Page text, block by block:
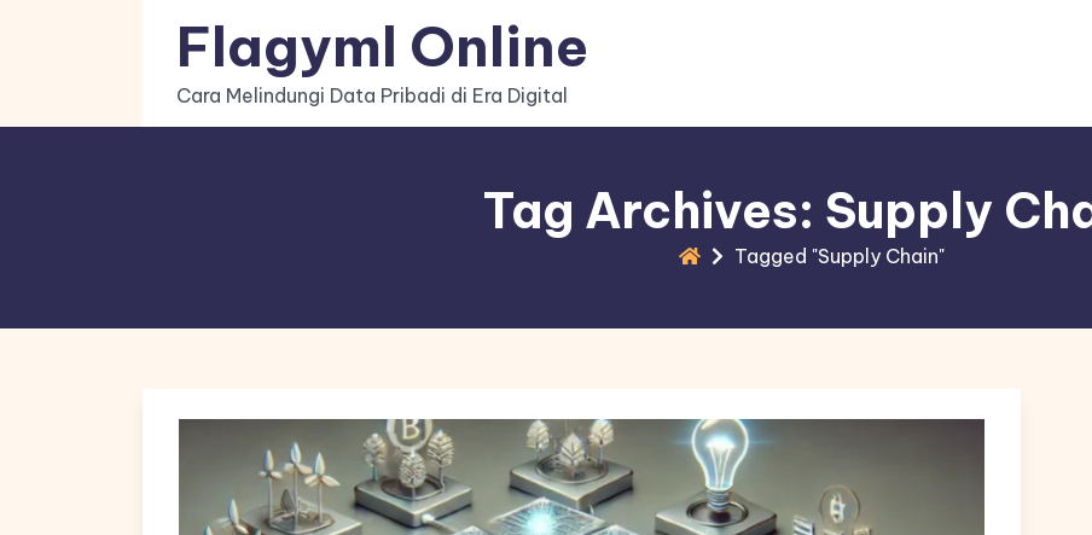
Flagyml Online
Cara Melindungi Data Pribadi di Era Digital
Tag Archives: Supply
Tagged "Supply Chain"